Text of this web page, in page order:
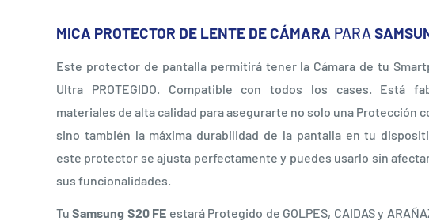
MICA PROTECTOR DE LENTE DE CÁMARA PARA
Este protector de pantalla permitirá tener la Cámara de tu
Ultra PROTEGIDO. Compatible con todos los cases. Está
materiales de alta calidad para asegurarte no solo una Protección
sino también la máxima durabilidad de la pantalla en tu
este protector se ajusta perfectamente y puedes usarlo sin
sus funcionalidades.
TuSamsung S20 FE estará Protegido de GOLPES, CAIDAS y